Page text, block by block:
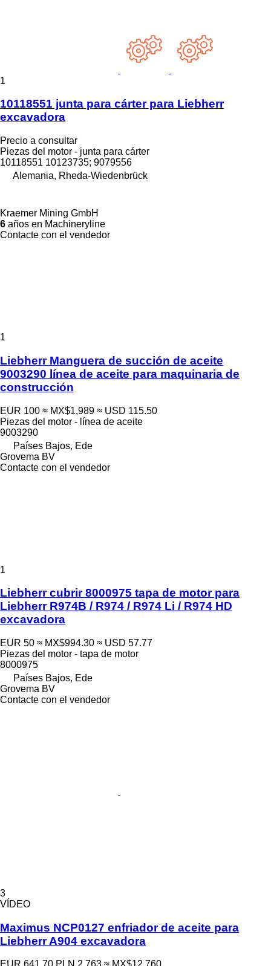
1
10118551 junta para cárter para Liebherr
excavadora
Precio a consultar
Piezas del motor - junta para cárter
10118551 10123735; 9079556
Alemania, Rheda-Wiedenbrück
Kraemer Mining GmbH
6 años en Machineryline
Contacte con el vendedor
1
Liebherr Manguera de succión de aceite
9003290 línea de aceite para maquinaria de
construcción
EUR 100 ≈ MX$1,989 ≈ USD 115.50
Piezas del motor - línea de aceite
9003290
Países Bajos, Ede
Grovema BV
Contacte con el vendedor
1
Liebherr cubrir 8000975 tapa de motor para
Liebherr R974B / R974 / R974 Li / R974 HD
excavadora
EUR 50 ≈ MX$994.30 ≈ USD 57.77
Piezas del motor - tapa de motor
8000975
Países Bajos, Ede
Grovema BV
Contacte con el vendedor
3
VÍDEO
Maximus NCP0127 enfriador de aceite para
Liebherr A904 excavadora